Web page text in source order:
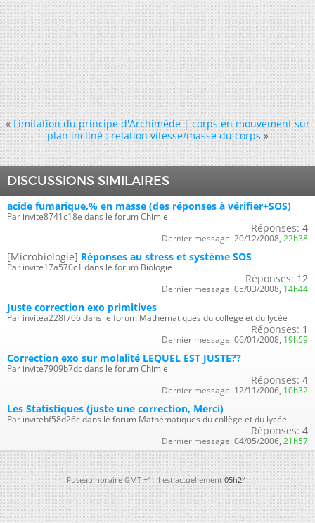
« Limitation du principe d'Archimède|corps en mouvement sur
plan incliné : relation vitesse/masse du corps »
DISCUSSIONS SIMILAIRES
acide fumarique,% en masse (des réponses à vérifier+SOS)
Par invite8741c18e dans le forum Chimie
Réponses: 4
Dernier message: 20/12/2008, 22h38
[Microbiologie] Réponses au stress et système SOS
Par invite17a570c1 dans le forum Biologie
Réponses: 12
Dernier message: 05/03/2008, 14h44
Juste correction exo primitives
Par invitea228f706 dans le forum Mathématiques du collège et du lycée
Réponses: 1
Dernier message: 06/01/2008, 19h59
Correction exo sur molalité LEQUEL EST JUSTE??
Par invite7909b7dc dans le forum Chimie
Réponses: 4
Dernier message: 12/11/2006, 10h32
Les Statistiques (juste une correction, Merci)
Par invitebf58d26c dans le forum Mathématiques du collège et du lycée
Réponses: 4
Dernier message: 04/05/2006, 21h57
Fuseau horaire GMT +1. Il est actuellement05h24.